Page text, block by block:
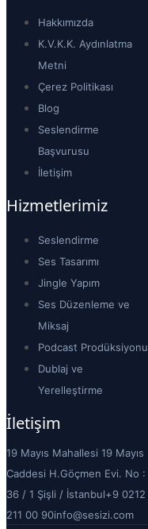
Hakkımızda
K.V.K.K. Aydınlatma
Metni
Çerez Politikası
Blog
Seslendirme
Başvurusu
İletişim
Hizmetlerimiz
Seslendirme
Ses Tasarımı
Jingle Yapım
Ses Düzenleme ve
Miksaj
Podcast Prodüksiyonu
Dublaj ve
Yerelleştirme
İletişim
19 Mayıs Mahallesi 19 Mayıs
Caddesi H.Göçmen Evi. No :
36 / 1 Şişli / İstanbul+9 0212
211 00 90info@sesizi.com